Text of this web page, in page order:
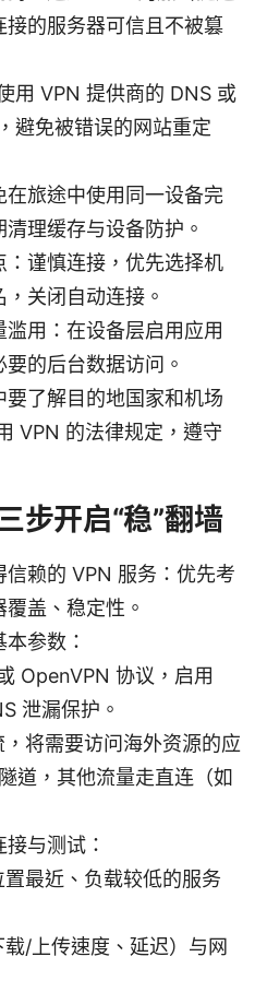
接的服务器可信且不被篡
用 VPN 提供商的 DNS 或
避免被错误的网站重定
在旅途中使用同一设备完
理缓存与设备防护。
：谨慎连接，优先选择机
关闭自动连接。
用：在设备层启用应用
的后台数据访问。
了解目的地国家和机场
VPN 的法律规定，遵守
步开启“稳”翻墙
赖的 VPN 服务：优先考
盖、稳定性。
参数：
OpenVPN 协议，启用
泄漏保护。
将需要访问海外资源的应
道，其他流量走直连（如
与测试：
最近、负载较低的服务
/上传速度、延迟）与网